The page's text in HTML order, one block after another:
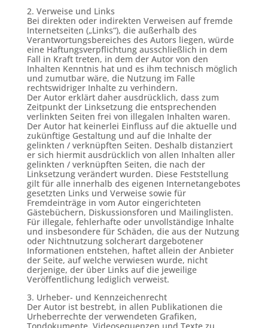
2. Verweise und Links
Bei direkten oder indirekten Verweisen auf fremde
Internetseiten („Links“), die außerhalb des
Verantwortungsbereiches des Autors liegen, würde
eine Haftungsverpflichtung ausschließlich in dem
Fall in Kraft treten, in dem der Autor von den
Inhalten Kenntnis hat und es ihm technisch möglich
und zumutbar wäre, die Nutzung im Falle
rechtswidriger Inhalte zu verhindern.
Der Autor erklärt daher ausdrücklich, dass zum
Zeitpunkt der Linksetzung die entsprechenden
verlinkten Seiten frei von illegalen Inhalten waren.
Der Autor hat keinerlei Einfluss auf die aktuelle und
zukünftige Gestaltung und auf die Inhalte der
gelinkten / verknüpften Seiten. Deshalb distanziert
er sich hiermit ausdrücklich von allen Inhalten aller
gelinkten / verknüpften Seiten, die nach der
Linksetzung verändert wurden. Diese Feststellung
gilt für alle innerhalb des eigenen Internetangebotes
gesetzten Links und Verweise sowie für
Fremdeinträge in vom Autor eingerichteten
Gästebüchern, Diskussionsforen und Mailinglisten.
Für illegale, fehlerhafte oder unvollständige Inhalte
und insbesondere für Schäden, die aus der Nutzung
oder Nichtnutzung solcherart dargebotener
Informationen entstehen, haftet allein der Anbieter
der Seite, auf welche verwiesen wurde, nicht
derjenige, der über Links auf die jeweilige
Veröffentlichung lediglich verweist.
3. Urheber- und Kennzeichenrecht
Der Autor ist bestrebt, in allen Publikationen die
Urheberrechte der verwendeten Grafiken,